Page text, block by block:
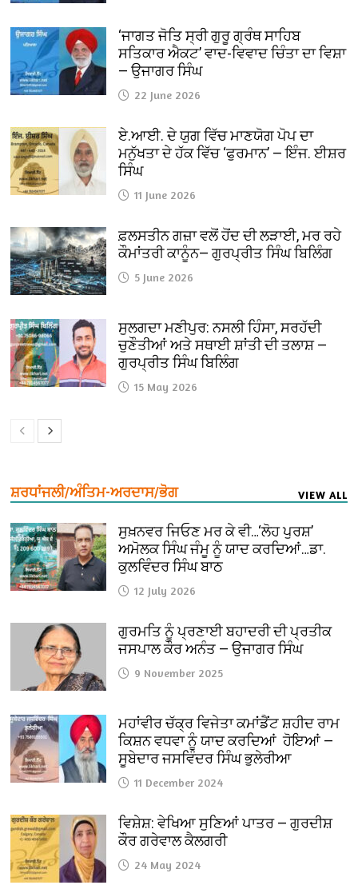
‘ਜਾਗਤ ਜੋਤਿ ਸ੍ਰੀ ਗੁਰੂ ਗ੍ਰੰਥ ਸਾਹਿਬ
ਸਤਿਕਾਰ ਐਕਟ’ ਵਾਦ-ਵਿਵਾਦ ਚਿੰਤਾ ਦਾ ਵਿਸ਼ਾ
— ਉਜਾਗਰ ਸਿੰਘ
22 June 2026
ਏ.ਆਈ. ਦੇ ਯੁਗ ਵਿੱਚ ਮਾਣਯੋਗ ਪੋਪ ਦਾ
ਮਨੁੱਖਤਾ ਦੇ ਹੱਕ ਵਿੱਚ ‘ਫੁਰਮਾਨ’ — ਇੰਜ. ਈਸ਼ਰ
ਸਿੰਘ
11 June 2026
ਫ਼ਲਸਤੀਨ ਗਜ਼ਾ ਵਲੋਂ ਹੋਂਦ ਦੀ ਲੜਾਈ, ਮਰ ਰਹੇ
ਕੌਮਾਂਤਰੀ ਕਾਨੂੰਨ— ਗੁਰਪ੍ਰੀਤ ਸਿੰਘ ਬਿਲਿੰਗ
5 June 2026
ਸੁਲਗਦਾ ਮਣੀਪੁਰ: ਨਸਲੀ ਹਿੰਸਾ, ਸਰਹੱਦੀ
ਚੁਣੌਤੀਆਂ ਅਤੇ ਸਥਾਈ ਸ਼ਾਂਤੀ ਦੀ ਤਲਾਸ਼ —
ਗੁਰਪ੍ਰੀਤ ਸਿੰਘ ਬਿਲਿੰਗ
15 May 2026
ਸ਼ਰਧਾਂਜਲੀ/ਅੰਤਿਮ-ਅਰਦਾਸ/ਭੋਗ VIEW ALL
ਸੁਖ਼ਨਵਰ ਜਿਓਣ ਮਰ ਕੇ ਵੀ…‘ਲੋਹ ਪੁਰਸ਼’
ਅਮੋਲਕ ਸਿੰਘ ਜੰਮੂ ਨੂੰ ਯਾਦ ਕਰਦਿਆਂ…ਡਾ.
ਕੁਲਵਿੰਦਰ ਸਿੰਘ ਬਾਠ
12 July 2026
ਗੁਰਮਤਿ ਨੂੰ ਪ੍ਰਣਾਈ ਬਹਾਦਰੀ ਦੀ ਪ੍ਰਤੀਕ
ਜਸਪਾਲ ਕੌਰ ਅਨੰਤ — ਉਜਾਗਰ ਸਿੰਘ
9 November 2025
ਮਹਾਂਵੀਰ ਚੱਕ੍ਰ ਵਿਜੇਤਾ ਕਮਾਂਡੈਂਟ ਸ਼ਹੀਦ ਰਾਮ
ਕਿਸ਼ਨ ਵਧਵਾ ਨੂੰ ਯਾਦ ਕਰਦਿਆਂ ਹੋਇਆਂ —
ਸੂਬੇਦਾਰ ਜਸਵਿੰਦਰ ਸਿੰਘ ਭੁਲੇਰੀਆ
11 December 2024
ਵਿਸ਼ੇਸ਼: ਵੇਖਿਆ ਸੁਣਿਆਂ ਪਾਤਰ — ਗੁਰਦੀਸ਼
ਕੌਰ ਗਰੇਵਾਲ ਕੈਲਗਰੀ
24 May 2024